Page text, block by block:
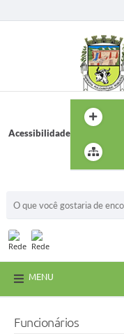
Acessibilidade
MENU
Funcionários